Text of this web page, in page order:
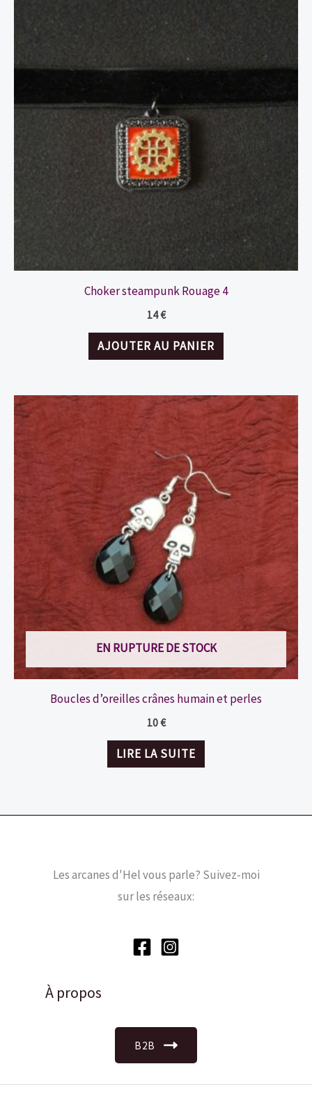
Choker steampunk Rouage 4
14€
AJOUTER AU PANIER
EN RUPTURE DE STOCK
Boucles d’oreilles crânes humain et perles
10€
LIRE LA SUITE
Les arcanes d'Hel vous parle? Suivez-moi
sur les réseaux:
À propos
B2B